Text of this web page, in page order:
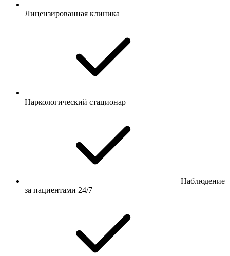
Лицензированная клиника
Наркологический стационар
Наблюдение
за пациентами 24/7